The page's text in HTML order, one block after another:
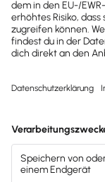
monatlich
Orientiere